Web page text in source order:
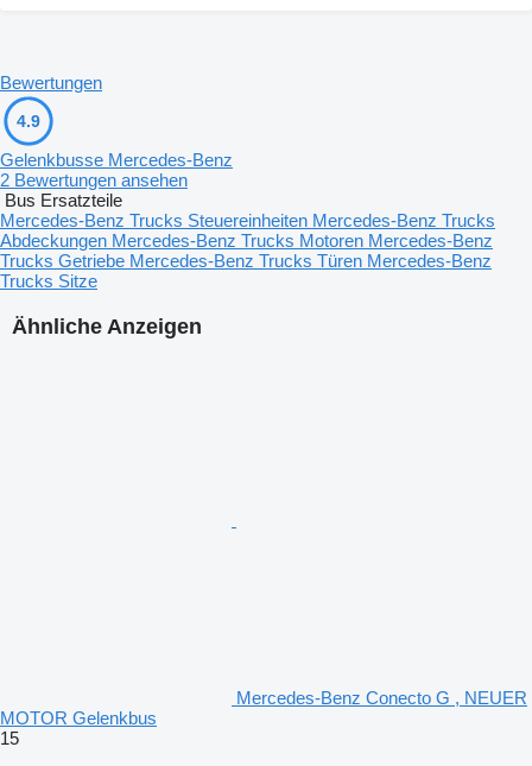
Ähnliche Anzeigen
Mercedes-Benz Conecto G , NEUER
MOTOR Gelenkbus
15
Bewertungen
4.9
Gelenkbusse Mercedes-Benz
2 Bewertungen ansehen
Bus Ersatzteile
Mercedes-Benz Trucks Steuereinheiten Mercedes-Benz Trucks
Abdeckungen Mercedes-Benz Trucks Motoren Mercedes-Benz
Trucks Getriebe Mercedes-Benz Trucks Türen Mercedes-Benz
Trucks Sitze